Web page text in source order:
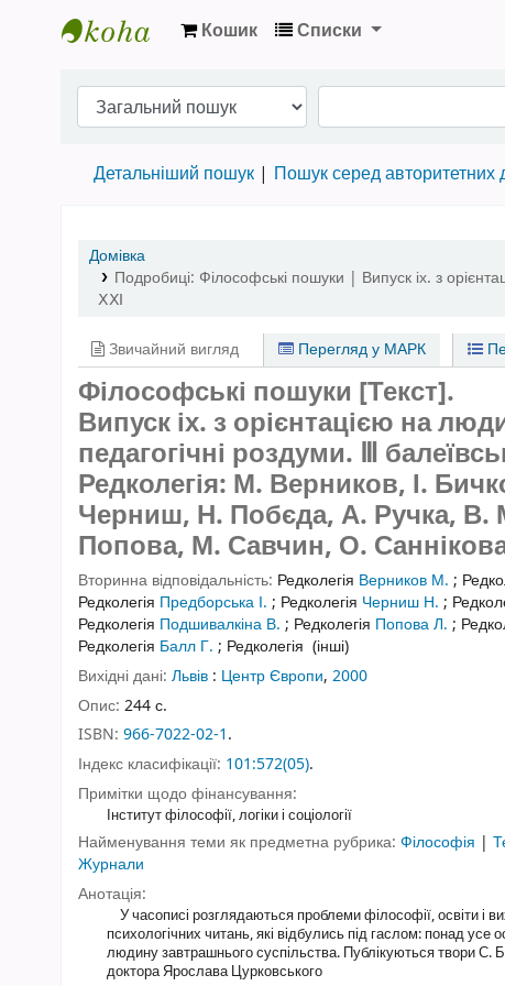
Кошик Списки
Детальніший пошук Пошук серед авторитетних
Домівка
Подробиці: Філософські пошуки | Випуск іх. з
ⅩⅪ
Звичайний вигляд Перегляд у МАРК
Філософські пошуки [Текст].
Випуск іх. з орієнтацією на
педагогічні роздуми. Ⅲ
Редколегія: М. Верников, І.
Черниш, Н. Побєда, А. Ручка, В.
Попова, М. Савчин, О.
Вторинна відповідальність: Редколегія Верников М. ;
Редколегія Предборська І. ; Редколегія Черниш Н. ;
Редколегія Подшивалкіна В. ; Редколегія Попова Л. ;
Редколегія Балл Г. ; Редколегія (інші)
Вихідні дані: Львів : Центр Європи, 2000
Опис: 244 с.
ISBN: 966-7022-02-1.
Індекс класифікації: 101:572(05).
Примітки щодо фінансування:
Інститут філософії, логіки і соціології
Найменування теми як предметна рубрика: Філософія |
Журнали
Анотація:
У часописі розглядаються проблеми філософії, освіти і
психологічних читань, які відбулись під гаслом: понад усе
людину завтрашнього суспільства. Публікуються твори С.
доктора Ярослава Цурковського